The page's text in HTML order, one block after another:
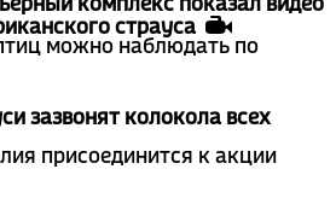
комплекс показал видео
страуса
можно наблюдать по
зазвонят колокола всех
присоединится к акции